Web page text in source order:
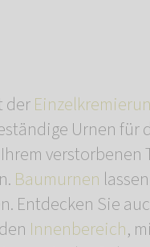
der
Urnen für
verstorbenen
Baumurnen
Entdecken Sie
Innenbereich,